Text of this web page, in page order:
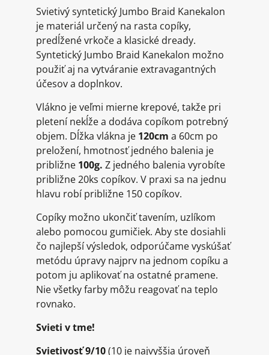
Svietivý syntetický Jumbo Braid Kanekalon
je materiál určený na rasta copíky,
predĺžené vrkoče a klasické dready.
Syntetický Jumbo Braid Kanekalon možno
použiť aj na vytváranie extravagantných
účesov a doplnkov.
Vlákno je veľmi mierne krepové, takže pri
pletení nekĺže a dodáva copíkom potrebný
objem. Dĺžka vlákna je 120cm a 60cm po
preložení, hmotnosť jedného balenia je
približne 100g. Z jedného balenia vyrobíte
približne 20ks copíkov. V praxi sa na jednu
hlavu robí približne 150 copíkov.
Copíky možno ukončiť tavením, uzlíkom
alebo pomocou gumičiek. Aby ste dosiahli
čo najlepší výsledok, odporúčame vyskúšať
metódu úpravy najprv na jednom copíku a
potom ju aplikovať na ostatné pramene.
Nie všetky farby môžu reagovať na teplo
rovnako.
Svieti v tme!
Svietivosť 9/10(10 je najvyššia úroveň